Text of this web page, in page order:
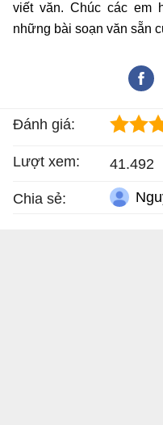
viết văn. Chúc các em
những bài soạn văn sẵn
Đánh giá:
Lượt xem: 41.492
Chia sẻ: